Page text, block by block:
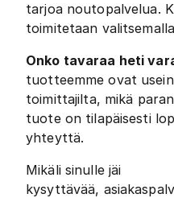
tarjoa noutopalvelua.
toimitetaan
Onko tavaraa heti
tuotteemme ovat
toimittajilta, mikä
tuote on tilapäisesti
yhteyttä.
Mikäli sinulle jäi
kysyttävää,